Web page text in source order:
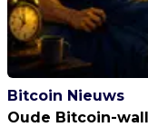
Bitcoin Nieuws
Oude Bitcoin-